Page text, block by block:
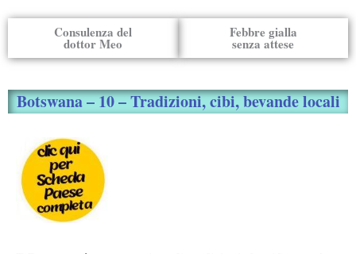
Consulenza del
dottor Meo
Febbre gialla
senza attese
Botswana – 10 – Tradizioni, cibi, bevande locali